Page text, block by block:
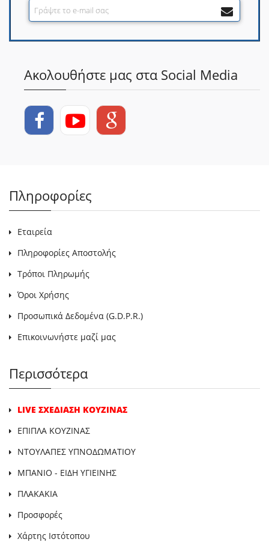
Ακολουθήστε μας στα Social Media
Πληροφορίες
Εταιρεία
Πληροφορίες Αποστολής
Τρόποι Πληρωμής
Όροι Χρήσης
Προσωπικά Δεδομένα (G.D.P.R.)
Επικοινωνήστε μαζί μας
Περισσότερα
LIVE ΣΧΕΔΙΑΣΗ ΚΟΥΖΙΝΑΣ
ΕΠΙΠΛΑ ΚΟΥΖΙΝΑΣ
ΝΤΟΥΛΑΠΕΣ ΥΠΝΟΔΩΜΑΤΙΟΥ
ΜΠΑΝΙΟ - ΕΙΔΗ ΥΓΙΕΙΝΗΣ
ΠΛΑΚΑΚΙΑ
Προσφορές
Χάρτης Ιστότοπου